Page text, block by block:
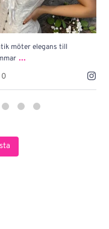
möter elegans till
...
0